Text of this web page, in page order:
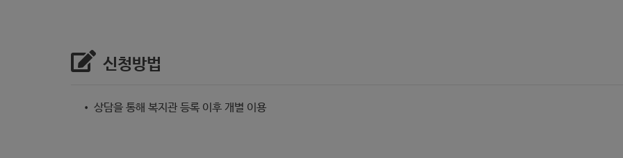
신청방법
• 상담을 통해 복지관 등록 이후 개별 이용